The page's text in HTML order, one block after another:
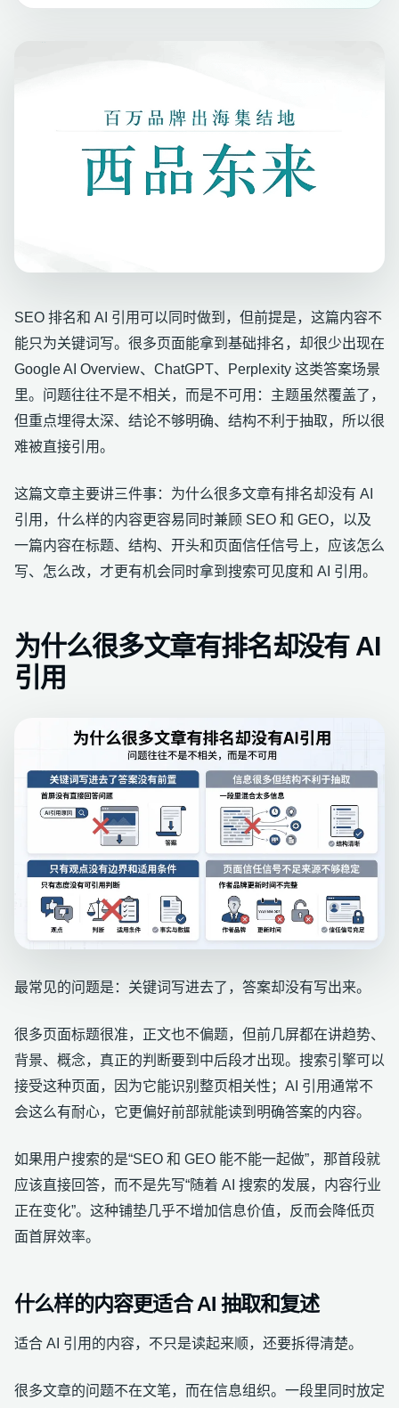
SEO 排名和 AI 引用可以同时做到，但前提是，这篇内容不
能只为关键词写。很多页面能拿到基础排名，却很少出现在
Google AI Overview、ChatGPT、Perplexity 这类答案场景
里。问题往往不是不相关，而是不可用：主题虽然覆盖了，
但重点埋得太深、结论不够明确、结构不利于抽取，所以很
难被直接引用。
这篇文章主要讲三件事：为什么很多文章有排名却没有 AI
引用，什么样的内容更容易同时兼顾 SEO 和 GEO，以及
一篇内容在标题、结构、开头和页面信任信号上，应该怎么
写、怎么改，才更有机会同时拿到搜索可见度和 AI 引用。
为什么很多文章有排名却没有 AI
引用
最常见的问题是：关键词写进去了，答案却没有写出来。
很多页面标题很准，正文也不偏题，但前几屏都在讲趋势、
背景、概念，真正的判断要到中后段才出现。搜索引擎可以
接受这种页面，因为它能识别整页相关性；AI 引用通常不
会这么有耐心，它更偏好前部就能读到明确答案的内容。
如果用户搜索的是“SEO 和 GEO 能不能一起做”，那首段就
应该直接回答，而不是先写“随着 AI 搜索的发展，内容行业
正在变化”。这种铺垫几乎不增加信息价值，反而会降低页
面首屏效率。
什么样的内容更适合 AI 抽取和复述
适合 AI 引用的内容，不只是读起来顺，还要拆得清楚。
很多文章的问题不在文笔，而在信息组织。一段里同时放定